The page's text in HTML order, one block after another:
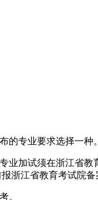
的专业要求选择一种。
加试须在浙江省
浙江省教育考试院备
。